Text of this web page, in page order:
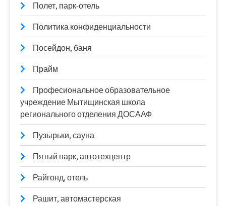
Полет, парк-отель
Политика конфиденциальности
Посейдон, баня
Прайм
Професиональное образовательное
учреждение Мытищинская школа
регионального отделения ДОСААФ
Пузырьки, сауна
Пятый парк, автотехцентр
Райгонд, отель
Рашит, автомастерская